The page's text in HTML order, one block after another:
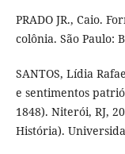
PRADO JR., Caio.
colônia. São Paulo:
SANTOS, Lídia
e sentimentos
1848). Niterói, RJ,
História).